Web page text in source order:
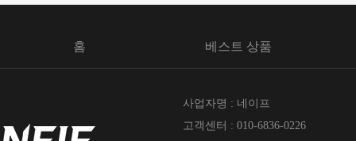
홈 베스트 상품
사업자명 : 네이프
고객센터 : 010-6836-0226